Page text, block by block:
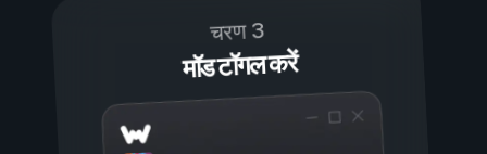
चरण 3
मॉड टॉगल करें